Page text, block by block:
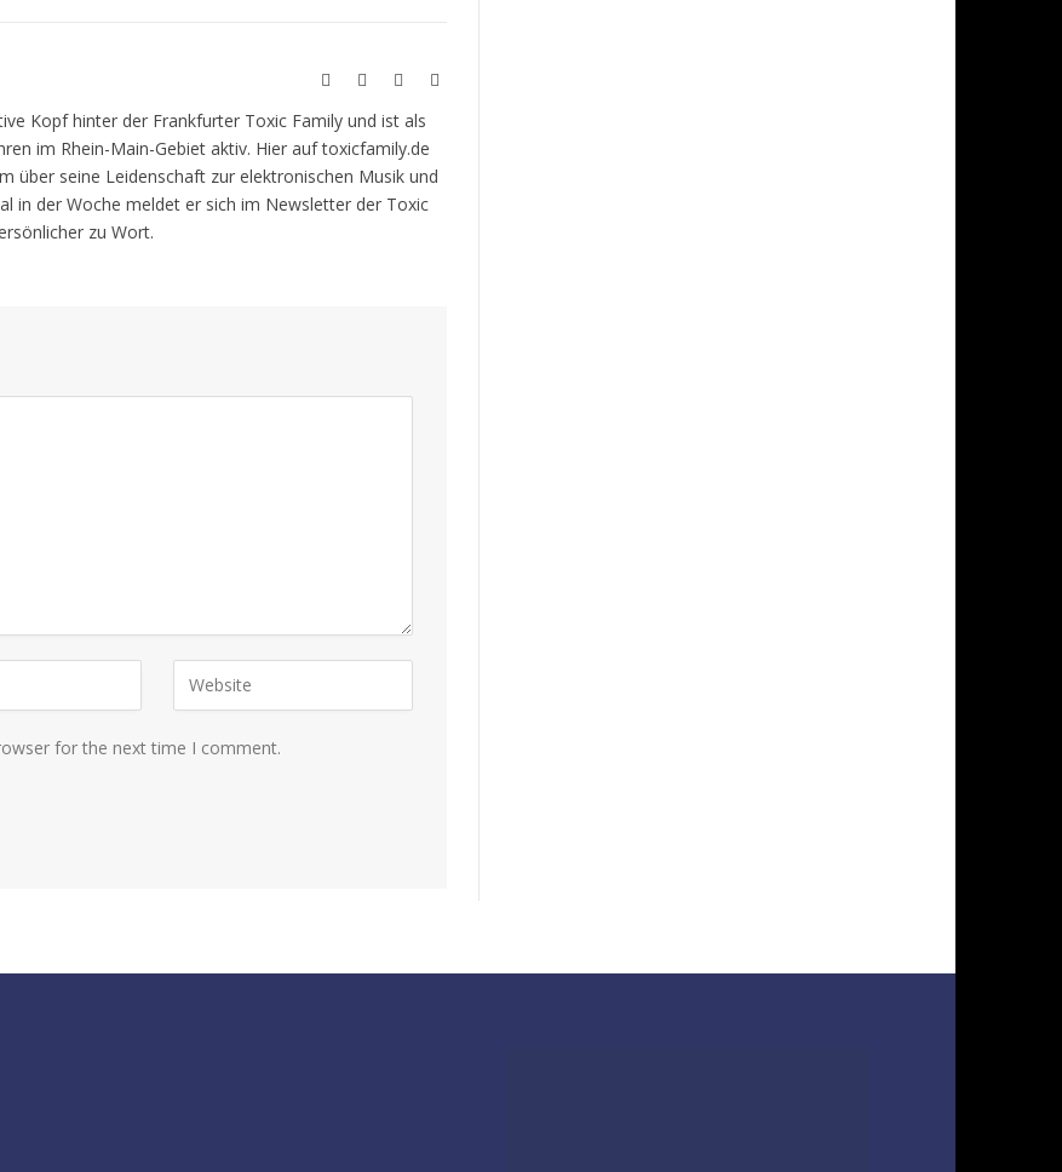
WebsiteTwitch YouTube
Kopf hinter der Frankfurter Toxic Family und ist als
im Rhein-Main-Gebiet aktiv. Hier auf toxicfamily.de
über seine Leidenschaft zur elektronischen Musik und
in der Woche meldet er sich im Newsletter der Toxic
zu Wort.
for the next time I comment.